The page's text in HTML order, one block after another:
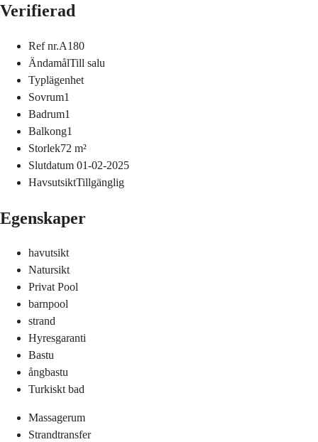
Verifierad
Ref nr.A180
ÄndamålTill salu
Typlägenhet
Sovrum1
Badrum1
Balkong1
Storlek72 m²
Slutdatum 01-02-2025
HavsutsiktTillgänglig
Egenskaper
havutsikt
Natursikt
Privat Pool
barnpool
strand
Hyresgaranti
Bastu
ångbastu
Turkiskt bad
Massagerum
Strandtransfer